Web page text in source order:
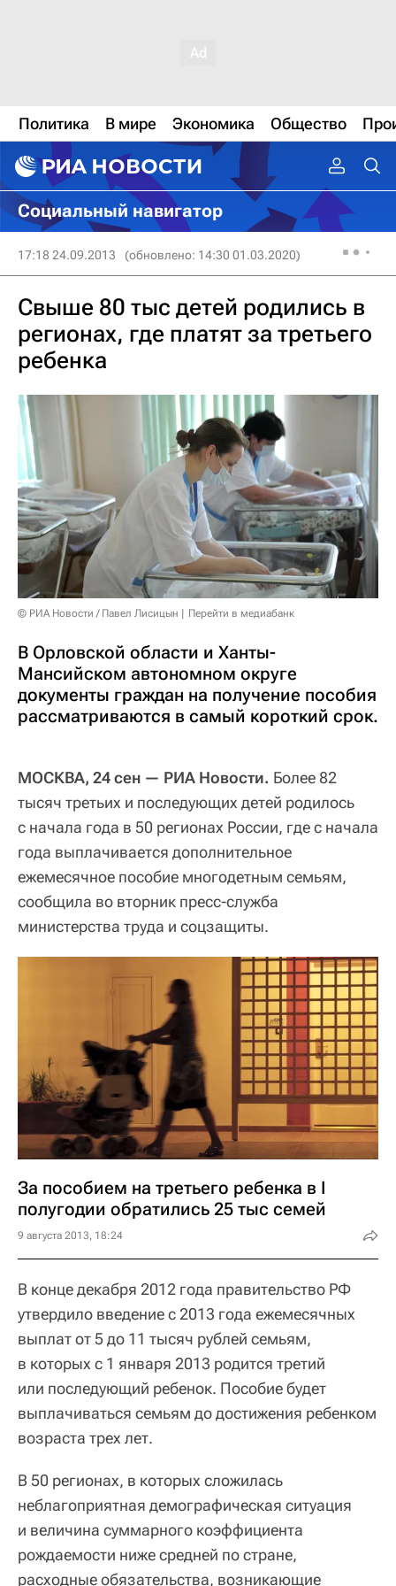
Политика В мире Экономика Общество
Социальный навигатор
17:18 24.09.2013 (обновлено: 14:30 01.03.2020)
Свыше 80 тыс детей родились в
регионах, где платят за третьего
ребенка
© РИА Новости / Павел Лисицын Перейти в медиабанк
В Орловской области и Ханты-
Мансийском автономном округе
документы граждан на получение пособия
рассматриваются в самый короткий срок.
МОСКВА, 24 сен — РИА Новости. Более 82
тысяч третьих и последующих детей родилось
с начала года в 50 регионах России, где с начала
года выплачивается дополнительное
ежемесячное пособие многодетным семьям,
сообщила во вторник пресс-служба
министерства труда и соцзащиты.
За пособием на третьего ребенка в I
полугодии обратились 25 тыс семей
9 августа 2013, 18:24
В конце декабря 2012 года правительство РФ
утвердило введение с 2013 года ежемесячных
выплат от 5 до 11 тысяч рублей семьям,
в которых с 1 января 2013 родится третий
или последующий ребенок. Пособие будет
выплачиваться семьям до достижения ребенком
возраста трех лет.
В 50 регионах, в которых сложилась
неблагоприятная демографическая ситуация
и величина суммарного коэффициента
рождаемости ниже средней по стране,
расходные обязательства, возникающие